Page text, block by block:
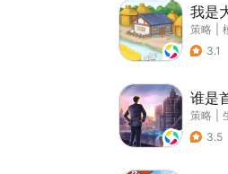
我是
策略
3.1
谁是
策略
3.5